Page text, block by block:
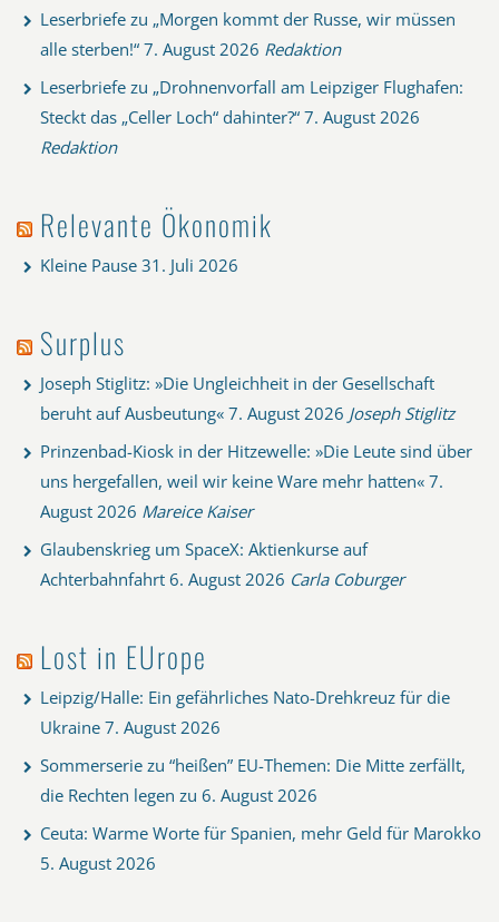
Leserbriefe zu „Morgen kommt der Russe, wir müssen
alle sterben!“ 7. August 2026 Redaktion
Leserbriefe zu „Drohnenvorfall am Leipziger Flughafen:
Steckt das „Celler Loch“ dahinter?“ 7. August 2026
Redaktion
Relevante Ökonomik
Kleine Pause 31. Juli 2026
Surplus
Joseph Stiglitz: »Die Ungleichheit in der Gesellschaft
beruht auf Ausbeutung« 7. August 2026 Joseph Stiglitz
Prinzenbad-Kiosk in der Hitzewelle: »Die Leute sind über
uns hergefallen, weil wir keine Ware mehr hatten« 7.
August 2026 Mareice Kaiser
Glaubenskrieg um SpaceX: Aktienkurse auf
Achterbahnfahrt 6. August 2026 Carla Coburger
Lost in EUrope
Leipzig/Halle: Ein gefährliches Nato-Drehkreuz für die
Ukraine 7. August 2026
Sommerserie zu “heißen” EU-Themen: Die Mitte zerfällt,
die Rechten legen zu 6. August 2026
Ceuta: Warme Worte für Spanien, mehr Geld für Marokko
5. August 2026